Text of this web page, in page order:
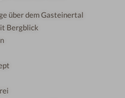
über dem Gasteinertal
Bergblick